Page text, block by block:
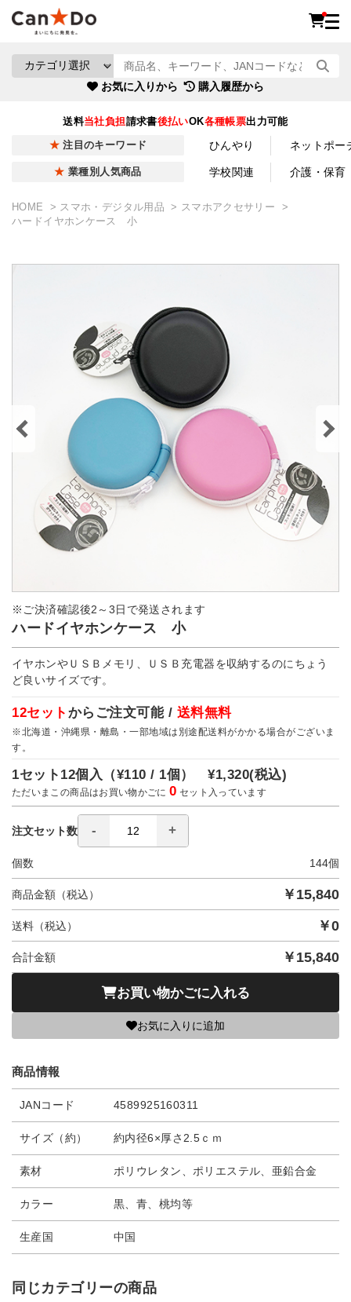
お気に入りから 購入履歴から
送料当社負担請求書後払いOK各種帳票出力可能
注目のキーワード ひんやり ネットポー
業種別人気商品 学校関連 介護・保育
HOME スマホ・デジタル用品
スマホアクセサリー
ハードイヤホンケース 小
※ご決済確認後2～3日で発送されます
ハードイヤホンケース 小
イヤホンやＵＳＢメモリ、ＵＳＢ充電器を収納するのにちょう
ど良いサイズです。
12セット からご注文可能 / 送料無料
※北海道・沖縄県・離島・一部地域は別途配送料がかかる場合がございま
す。
1セット12個入（¥110 / 1個）¥1,320(税込)
ただいまこの商品はお買い物かごに0 セット入っています
注文セット数
個数 144個
商品金額（税込） ￥ 15,840
送料（税込） ￥0
合計金額 ￥ 15,840
お買い物かごに入れる
お気に入りに追加
商品情報
JANコード 4589925160311
サイズ（約） 約内径6×厚さ2.5ｃｍ
素材 ポリウレタン、ポリエステル、亜鉛合金
カラー 黒、青、桃均等
生産国 中国
同じカテゴリーの商品